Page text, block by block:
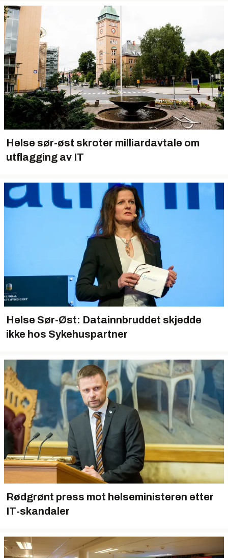
Helse sør-øst skroter milliardavtale om
utflagging av IT
Helse Sør-Øst: Datainnbruddet skjedde
ikke hos Sykehuspartner
Rødgrønt press mot helseministeren etter
IT-skandaler